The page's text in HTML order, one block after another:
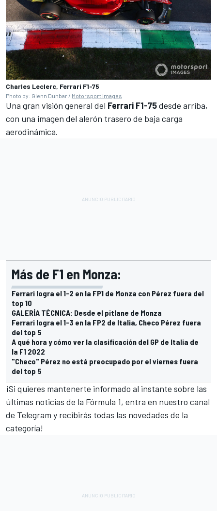
Charles Leclerc, Ferrari F1-75
Photo by: Glenn Dunbar / Motorsport Images
Una gran visión general del Ferrari F1-75desde arriba,
con una imagen del alerón trasero de baja carga
aerodinámica.
Más de F1 en Monza:
Ferrari logra el 1-2 en la FP1 de Monza con Pérez fuera del
top 10
GALERÍA TÉCNICA: Desde el pitlane de Monza
Ferrari logra el 1-3 en la FP2 de Italia, Checo Pérez fuera
del top 5
A qué hora y cómo ver la clasificación del GP de Italia de
la F1 2022
"Checo" Pérez no está preocupado por el viernes fuera
del top 5
¡Si quieres mantenerte informado al instante sobre las
últimas noticias de la Fórmula 1, entra en nuestro canal
de Telegram y recibirás todas las novedades de la
categoría!